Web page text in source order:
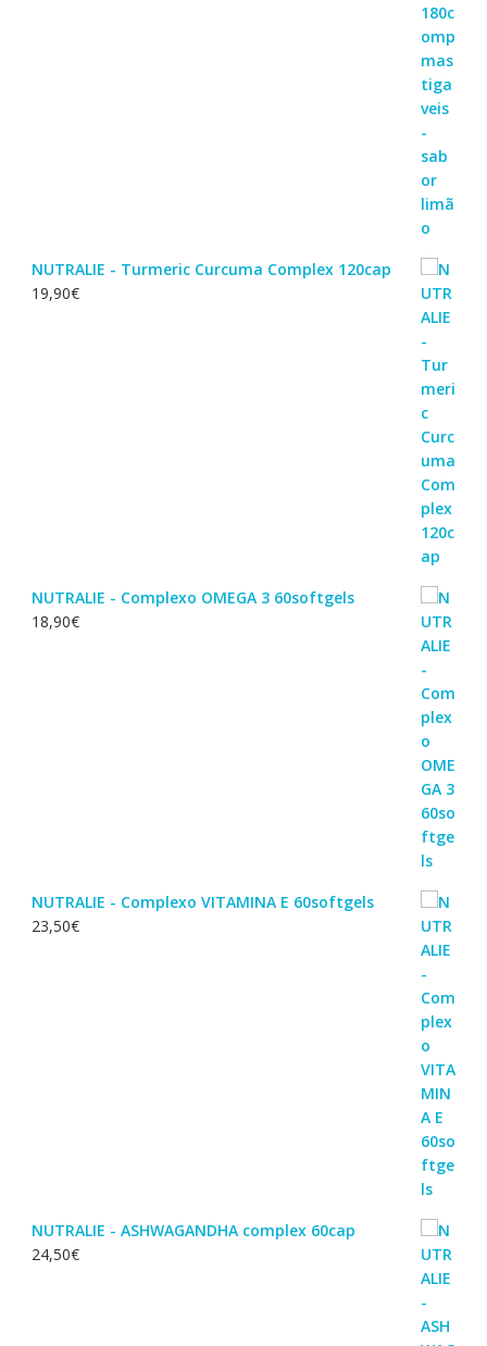
NUTRALIE - Turmeric Curcuma Complex 120cap
19,90€
NUTRALIE - Complexo OMEGA 3 60softgels
18,90€
NUTRALIE - Complexo VITAMINA E 60softgels
23,50€
NUTRALIE - ASHWAGANDHA complex 60cap
24,50€